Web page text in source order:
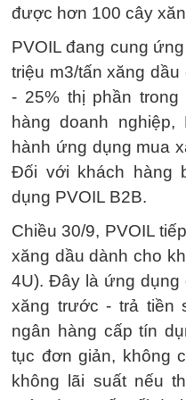
được hơn 100 cây
PVOIL đang cung
triệu m3/tấn xăng
- 25% thị phần
hàng doanh
hành ứng dụng mua
Đối với khách hàng
dụng PVOIL B2B.
Chiều 30/9, PVOIL
xăng dầu dành cho
4U). Đây là ứng dụng
xăng trước - trả tiền
ngân hàng cấp tín
tục đơn giản, không
không lãi suất nếu